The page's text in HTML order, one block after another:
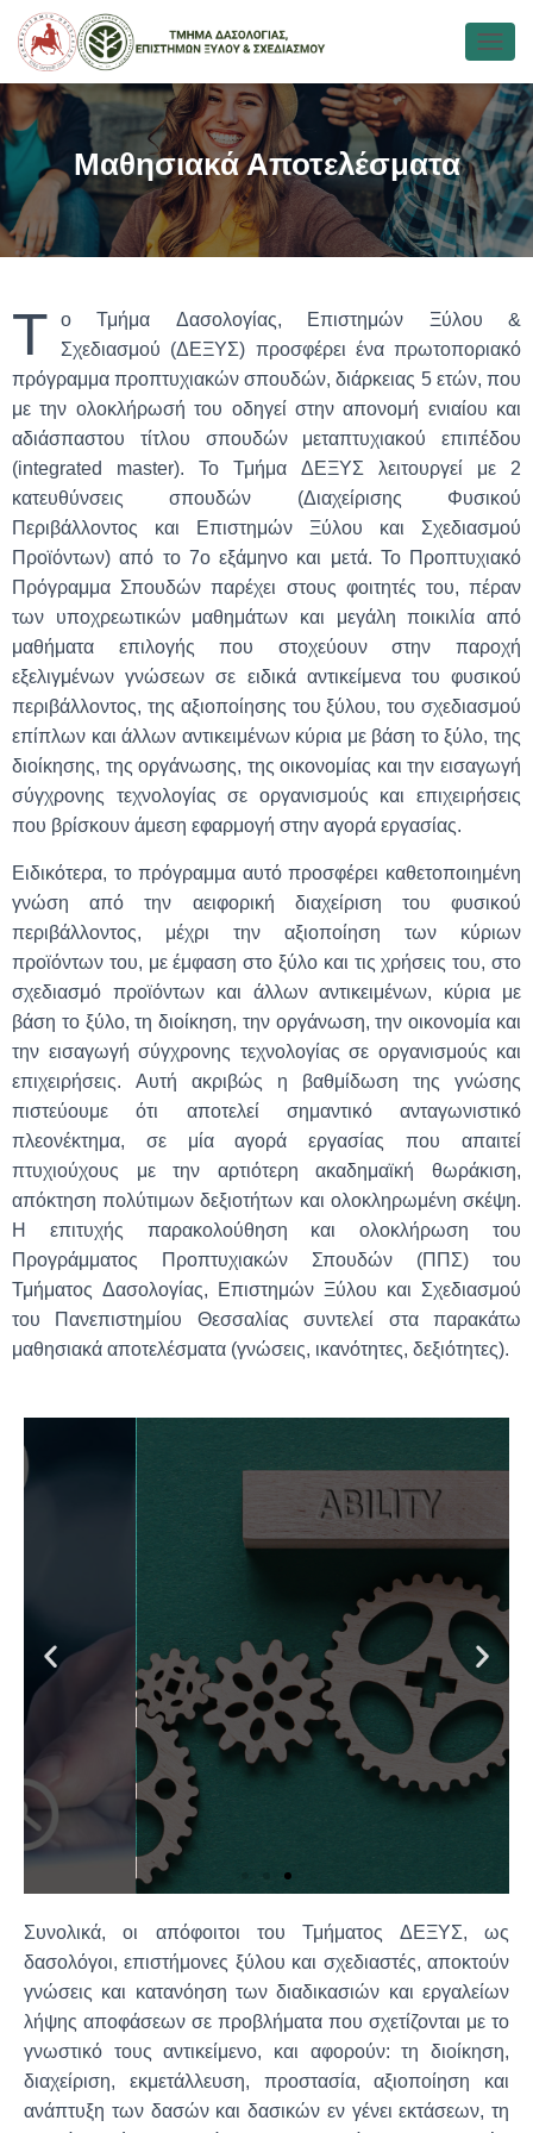
Ε
Ν
Α
Λ
Λ
Α
Γ
Ή
Π
Η
Σ
Μαθησιακά Αποτελέσματα
Τ
ο Τμήμα Δασολογίας, Επιστημών Ξύλου &
Σχεδιασμού (ΔΕΞΥΣ) προσφέρει ένα πρωτοποριακό
πρόγραμμα προπτυχιακών σπουδών, διάρκειας 5 ετών, που
με την ολοκλήρωσή του οδηγεί στην απονομή ενιαίου και
αδιάσπαστου τίτλου σπουδών μεταπτυχιακού επιπέδου
(integrated master). Το Τμήμα ΔΕΞΥΣ λειτουργεί με 2
κατευθύνσεις σπουδών (Διαχείρισης Φυσικού
Περιβάλλοντος και Επιστημών Ξύλου και Σχεδιασμού
Προϊόντων) από το 7ο εξάμηνο και μετά. Το Προπτυχιακό
Πρόγραμμα Σπουδών παρέχει στους φοιτητές του, πέραν
των υποχρεωτικών μαθημάτων και μεγάλη ποικιλία από
μαθήματα επιλογής που στοχεύουν στην παροχή
εξελιγμένων γνώσεων σε ειδικά αντικείμενα του φυσικού
περιβάλλοντος, της αξιοποίησης του ξύλου, του σχεδιασμού
επίπλων και άλλων αντικειμένων κύρια με βάση το ξύλο, της
διοίκησης, της οργάνωσης, της οικονομίας και την εισαγωγή
σύγχρονης τεχνολογίας σε οργανισμούς και επιχειρήσεις
που βρίσκουν άμεση εφαρμογή στην αγορά εργασίας.
Ειδικότερα, το πρόγραμμα αυτό προσφέρει καθετοποιημένη
γνώση από την αειφορική διαχείριση του φυσικού
περιβάλλοντος, μέχρι την αξιοποίηση των κύριων
προϊόντων του, με έμφαση στο ξύλο και τις χρήσεις του, στο
σχεδιασμό προϊόντων και άλλων αντικειμένων, κύρια με
βάση το ξύλο, τη διοίκηση, την οργάνωση, την οικονομία και
την εισαγωγή σύγχρονης τεχνολογίας σε οργανισμούς και
επιχειρήσεις. Αυτή ακριβώς η βαθμίδωση της γνώσης
πιστεύουμε ότι αποτελεί σημαντικό ανταγωνιστικό
πλεονέκτημα, σε μία αγορά εργασίας που απαιτεί
πτυχιούχους με την αρτιότερη ακαδημαϊκή θωράκιση,
απόκτηση πολύτιμων δεξιοτήτων και ολοκληρωμένη σκέψη.
Η επιτυχής παρακολούθηση και ολοκλήρωση του
Προγράμματος Προπτυχιακών Σπουδών (ΠΠΣ) του
Τμήματος Δασολογίας, Επιστημών Ξύλου και Σχεδιασμού
του Πανεπιστημίου Θεσσαλίας συντελεί στα παρακάτω
μαθησιακά αποτελέσματα (γνώσεις, ικανότητες, δεξιότητες).
Δεξιότητες
Οι γνώσεις και ικανότητες των
αποφοίτων του Τμήματος Δασολογίας,
Επιστημών Ξύλου και Σχεδιασμού,
υλοποιούνται με τις παρακάτω
Περισσότερα
Συνολικά, οι απόφοιτοι του Τμήματος ΔΕΞΥΣ, ως
δασολόγοι, επιστήμονες ξύλου και σχεδιαστές, αποκτούν
γνώσεις και κατανόηση των διαδικασιών και εργαλείων
λήψης αποφάσεων σε προβλήματα που σχετίζονται με το
γνωστικό τους αντικείμενο, και αφορούν: τη διοίκηση,
διαχείριση, εκμετάλλευση, προστασία, αξιοποίηση και
ανάπτυξη των δασών και δασικών εν γένει εκτάσεων, τη